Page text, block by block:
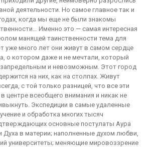
деятельности. Но самое главное так и
когда мы еще не были знакомы
Именно это — самая интересная
манящей таинственности тема для
уже много лет они живут в самом сердце
о котором даже и не мечтали, который
и невозможным. Этот город
на них, как на столпах. Живут
с той только разницей, что все эти
центре всеобщего внимания и никак не
Экспедиции в самые удаленные
и обработка многих тысяч
основные постулаты Аура
Духа в материи; наполненные духом любви,
университеты; меняющие мировоззрение